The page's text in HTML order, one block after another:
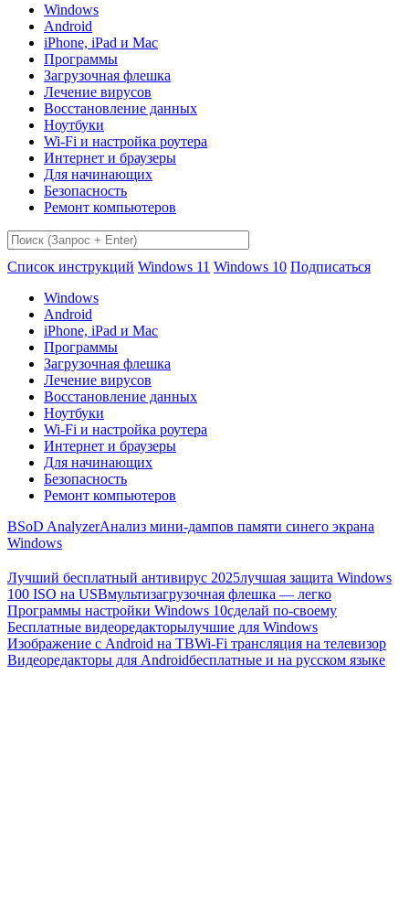
Windows
Android
iPhone, iPad и Mac
Программы
Загрузочная флешка
Лечение вирусов
Восстановление данных
Ноутбуки
Wi-Fi и настройка роутера
Интернет и браузеры
Для начинающих
Безопасность
Ремонт компьютеров
Список инструкций Windows 11 Windows 10 Подписаться
Windows
Android
iPhone, iPad и Mac
Программы
Загрузочная флешка
Лечение вирусов
Восстановление данных
Ноутбуки
Wi-Fi и настройка роутера
Интернет и браузеры
Для начинающих
Безопасность
Ремонт компьютеров
BSoD AnalyzerАнализ мини-дампов памяти синего экрана
Windows
Лучший бесплатный антивирус 2025лучшая защита Windows
100 ISO на USBмультизагрузочная флешка — легко
Программы настройки Windows 10сделай по-своему
Бесплатные видеоредакторылучшие для Windows
Изображение с Android на ТВWi-Fi трансляция на телевизор
Видеоредакторы для Androidбесплатные и на русском языке